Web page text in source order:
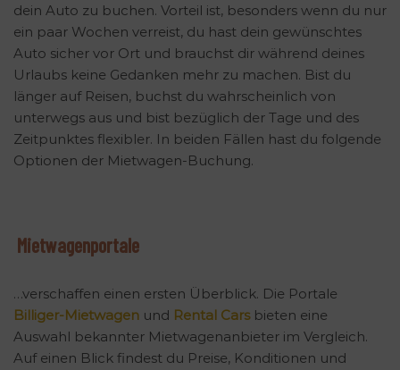
dein Auto zu buchen. Vorteil ist, besonders wenn du nur
ein paar Wochen verreist, du hast dein gewünschtes
Auto sicher vor Ort und brauchst dir während deines
Urlaubs keine Gedanken mehr zu machen. Bist du
länger auf Reisen, buchst du wahrscheinlich von
unterwegs aus und bist bezüglich der Tage und des
Zeitpunktes flexibler. In beiden Fällen hast du folgende
Optionen der Mietwagen-Buchung.
Mietwagenportale
…verschaffen einen ersten Überblick. Die Portale
Billiger-Mietwagen und Rental Carsbieten eine
Auswahl bekannter Mietwagenanbieter im Vergleich.
Auf einen Blick findest du Preise, Konditionen und